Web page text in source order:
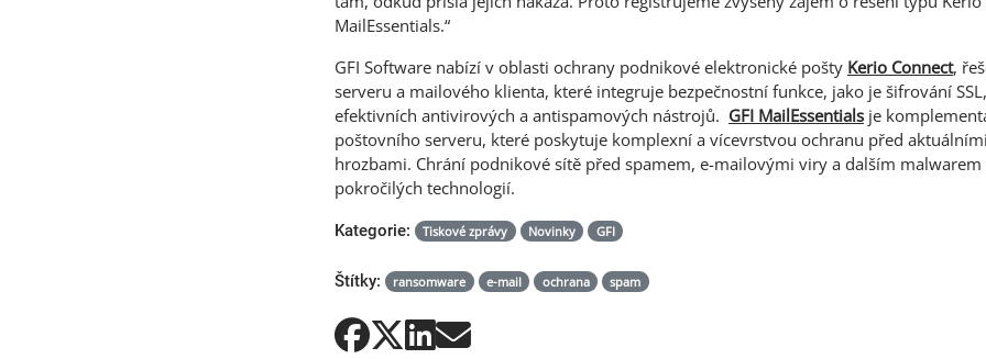
MailEssentials.“
GFI Software nabízí v oblasti ochrany podnikové elektronické pošty Kerio Connect,
serveru a mailového klienta, které integruje bezpečnostní funkce, jako je šifrování
efektivních antivirových a antispamových nástrojů. GFI MailEssentials je
poštovního serveru, které poskytuje komplexní a vícevrstvou ochranu před
hrozbami. Chrání podnikové sítě před spamem, e-mailovými viry a dalším malwarem
pokročilých technologií.
Kategorie: Tiskové zprávy Novinky GFI
Štítky: ransomware e-mail ochrana spam